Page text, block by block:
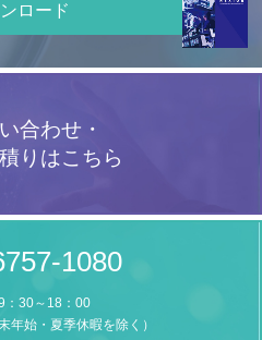
ロード
合わせ・
りはこちら
1080
：30～18：00
年始・夏季休暇を除く）